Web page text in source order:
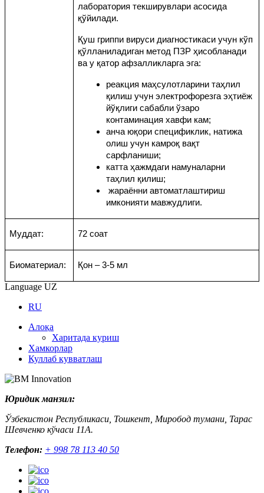
лаборатория текширувлари асосида
қўйилади.
Қуш гриппи вируси диагностикаси учун кўп
қўлланиладиган метод ПЗР ҳисобланади
ва у қатор афзалликларга эга:
реакция маҳсулотларини таҳлил
қилиш учун электрофорезга эҳтиёж
йўқлиги сабабли ўзаро
контаминация хавфи кам;
анча юқори спецификлик, натижа
олиш учун камроқ вақт
сарфланиши;
катта ҳажмдаги намуналарни
таҳлил қилиш;
жараённи автоматлаштириш
имконияти мавжудлиги.
Муддат: 72 соат
Биоматериал: Қон – 3-5 мл
Language UZ
RU
Алоқа
Харитада куриш
Хамкорлар
Куллаб кувватлаш
Юридик манзил:
Ўзбекистон Республикаси, Тошкент, Миробод тумани, Тарас
Шевченко кўчаси 11А.
Телефон: + 998 78 113 40 50